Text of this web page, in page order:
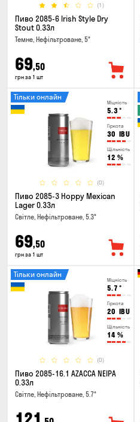
(1)
Пиво 2085-6 Irish Style Dry
Stout 0.33л
Темне, Нефільтроване, 5°
69,50
грн за 1 шт
Міцність
5.3°
Гіркота
30 IBU
Щільність
12 %
(0)
Тільки онлайн
Пиво 2085-3 Hoppy Mexican
Lager 0.33л
Світле, Нефільтроване, 5.3°
69,50
грн за 1 шт
Міцність
5.7 °
Гіркота
20 IBU
Щільність
14 %
(0)
Тільки онлайн
Пиво 2085-16.1 AZACCA NEIPA
0.33л
Світле, Нефільтроване, 5.7°